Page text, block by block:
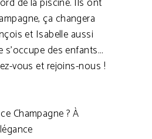
ça changera
et Isabelle aussi
s’occupe des enfants…
vous et rejoins-nous !
Champagne ? À